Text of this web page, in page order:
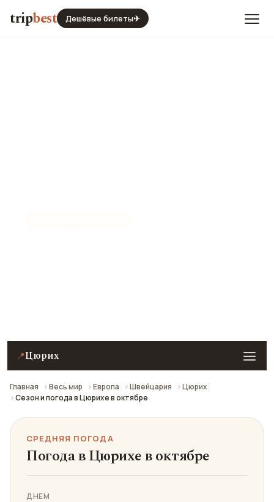
tripbest Дешёвые билеты✈
📍Цюрих
Главная Весь мир Европа Швейцария
Цюрих
Сезон и погода в Цюрихе в октябре
СРЕДНЯЯ ПОГОДА
Погода в Цюрихе в октябре
ДНЕМ